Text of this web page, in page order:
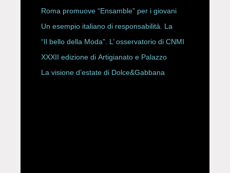
Storici
Roma promuove “Ensamble” per i giovani
Un esempio italiano di responsabilità. La
Rete Slow Fiber
“Il bello della Moda”. L’ osservatorio di CNMI
XXXII edizione di Artigianato e Palazzo
La visione d’estate di Dolce&Gabbana